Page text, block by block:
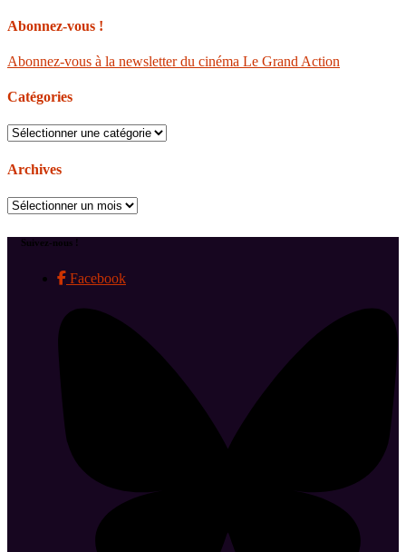
Abonnez-vous !
Abonnez-vous à la newsletter du cinéma Le Grand Action
Catégories
Catégories
Archives
Archives
Suivez-nous !
Facebook